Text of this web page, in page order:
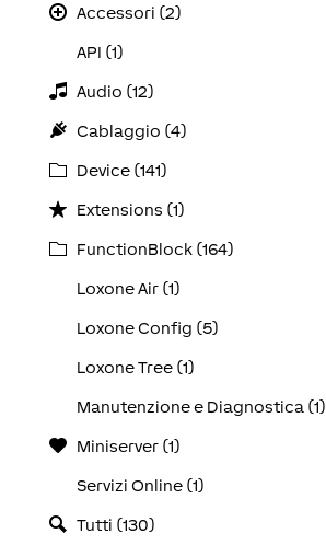
Accessori (2)
API (1)
Audio (12)
Cablaggio (4)
Device (141)
Extensions (1)
FunctionBlock (164)
Loxone Air (1)
Loxone Config (5)
Loxone Tree (1)
Manutenzione e Diagnostica (1)
Miniserver (1)
Servizi Online (1)
Tutti (130)